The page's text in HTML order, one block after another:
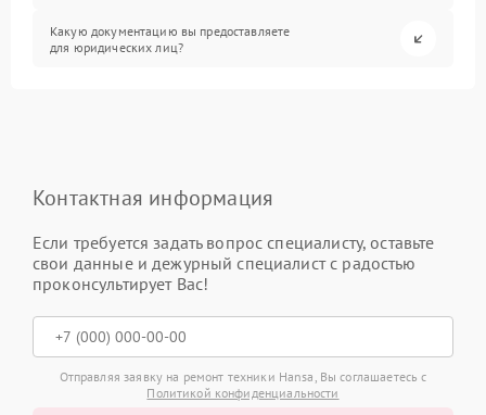
Какую документацию вы предоставляете
для юридических лиц?
Контактная информация
Если требуется задать вопрос специалисту, оставьте
свои данные и дежурный специалист с радостью
проконсультирует Вас!
Отправляя заявку на ремонт техники Hansa, Вы соглашаетесь с
Политикой конфиденциальности